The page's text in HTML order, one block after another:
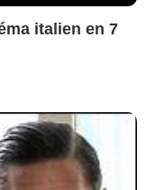
italien en 7